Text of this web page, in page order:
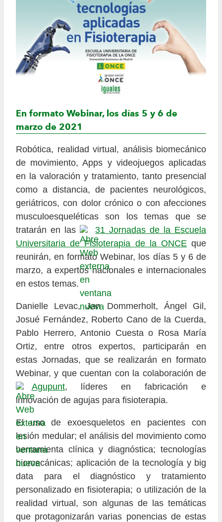
En formato Webinar, los días 5 y 6 de
marzo de 2021
Robótica, realidad virtual, análisis biomecánico
de movimiento, Apps y videojuegos aplicadas
en la valoración y tratamiento, tanto presencial
como a distancia, de pacientes neurológicos,
geriátricos, con dolor crónico o con afecciones
musculoesqueléticas son los temas que se
tratarán en las
31 Jornadas de la Escuela
Universitaria de Fisioterapia de la ONCE que
reunirán, en formato Webinar, los días 5 y 6 de
marzo, a expertos nacionales e internacionales
en estos temas.
Danielle Levac, Jan Dommerholt, Ángel Gil,
Josué Fernández, Roberto Cano de la Cuerda,
Pablo Herrero, Antonio Cuesta o Rosa María
Ortiz, entre otros expertos, participarán en
estas Jornadas, que se realizarán en formato
Webinar, y que cuentan con la colaboración de
Agupunt, líderes en fabricación e
innovación de agujas para fisioterapia.
El uso de exoesqueletos en pacientes con
lesión medular; el análisis del movimiento como
herramienta clínica y diagnóstica; tecnologías
biomecánicas; aplicación de la tecnología y big
data para el diagnóstico y tratamiento
personalizado en fisioterapia; o utilización de la
realidad virtual, son algunas de las temáticas
que protagonizarán varias ponencias de estas